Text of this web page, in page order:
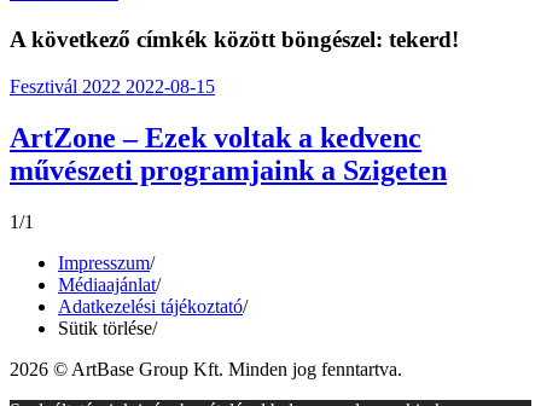
A következő címkék között böngészel: tekerd!
Fesztivál 2022 2022-08-15
ArtZone – Ezek voltak a kedvenc
művészeti programjaink a Szigeten
1/1
Impresszum/
Médiaajánlat/
Adatkezelési tájékoztató/
Sütik törlése/
2026 © ArtBase Group Kft. Minden jog fenntartva.